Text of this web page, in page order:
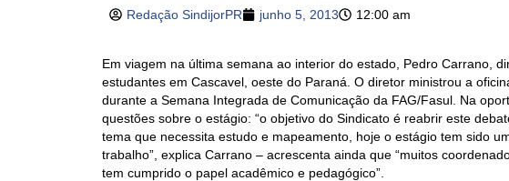
Redação SindijorPR junho 5, 2013 12:00 am
Em viagem na última semana ao interior do estado, Pedro Carrano,
estudantes em Cascavel, oeste do Paraná. O diretor ministrou a
durante a Semana Integrada de Comunicação da FAG/Fasul. Na
questões sobre o estágio: “o objetivo do Sindicato é reabrir este
tema que necessita estudo e mapeamento, hoje o estágio tem sido
trabalho”, explica Carrano – acrescenta ainda que “muitos
tem cumprido o papel acadêmico e pedagógico”.